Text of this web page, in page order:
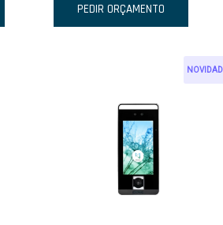
PEDIR ORÇAMENTO